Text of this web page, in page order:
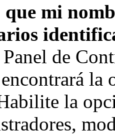
mi
de
la
la